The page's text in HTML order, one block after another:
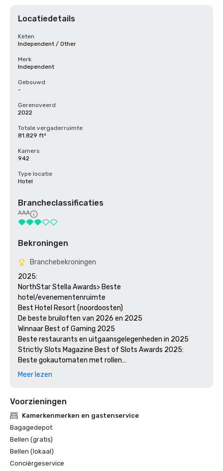
Locatiedetails
Keten
Independent / Other
Merk
Independent
Gebouwd
-
Gerenoveerd
2022
Totale vergaderruimte
81.829 ft²
Kamers
942
Type locatie
Hotel
Brancheclassificaties
AAA
Bekroningen
Branchebekroningen
2025:
NorthStar Stella Awards> Beste
hotel/evenementenruimte
Best Hotel Resort (noordoosten)
De beste bruiloften van 2026 en 2025
Winnaar Best of Gaming 2025
Beste restaurants en uitgaansgelegenheden in 2025
Strictly Slots Magazine Best of Slots Awards 2025:
Beste gokautomaten met rollen
Beste videopoker
Beste slots van 50 cent
Beste Keno
Beste klantenservice
Beste gastheren
Meer lezen
Voorzieningen
Kamerkenmerken en gastenservice
Bagagedepot
Bellen (gratis)
Bellen (lokaal)
Conciërgeservice